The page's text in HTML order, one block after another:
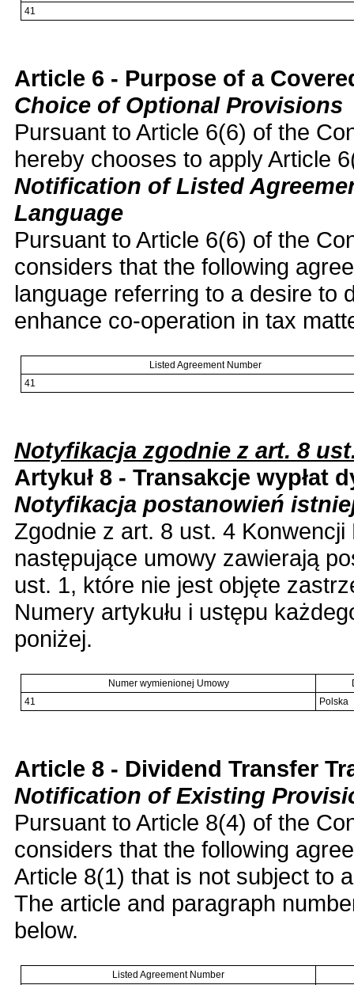
41
Article 6 - Purpose of a
Choice of Optional Provisions
Pursuant to Article 6(6) of the
hereby chooses to apply Article
Notification of Listed
Language
Pursuant to Article 6(6) of the
considers that the following
language referring to a desire to
enhance co-operation in tax
Listed Agreement Number
41
Notyfikacja zgodnie z art. 8
Artykuł 8 - Transakcje wypłat
Notyfikacja postanowień
Zgodnie z art. 8 ust. 4
następujące umowy zawierają
ust. 1, które nie jest objęte
Numery artykułu i ustępu
poniżej.
Numer wymienionej Umowy
41
Polska
Article 8 - Dividend Transfer
Notification of Existing
Pursuant to Article 8(4) of the
considers that the following
Article 8(1) that is not subject to
The article and paragraph
below.
Listed Agreement Number